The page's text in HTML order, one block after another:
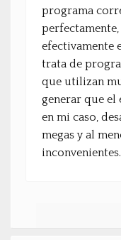
programa
efectivamente
trata de
que utilizan
generar que el
en mi caso,
megas y al